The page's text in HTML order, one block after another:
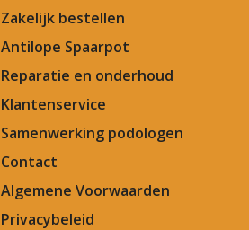
Zakelijk bestellen
Antilope Spaarpot
Reparatie en onderhoud
Klantenservice
Samenwerking podologen
Contact
Algemene Voorwaarden
Privacybeleid